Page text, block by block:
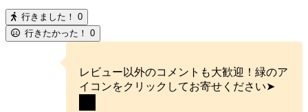
行きました！ 0
行きたかった！ 0
レビュー以外のコメントも大歓迎！緑のア
イコンをクリックしてお寄せください➤